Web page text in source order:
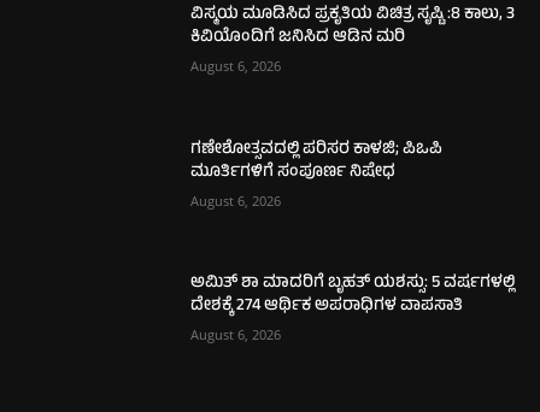
ವಿಸ್ಮಯ ಮೂಡಿಸಿದ ಪ್ರಕೃತಿಯ ವಿಚಿತ್ರ ಸೃಷ್ಟಿ :8 ಕಾಲು, 3
ಕಿವಿಯೊಂದಿಗೆ ಜನಿಸಿದ ಆಡಿನ ಮರಿ
August 6, 2026
ಗಣೇಶೋತ್ಸವದಲ್ಲಿ ಪರಿಸರ ಕಾಳಜಿ; ಪಿಒಪಿ
ಮೂರ್ತಿಗಳಿಗೆ ಸಂಪೂರ್ಣ ನಿಷೇಧ
August 6, 2026
ಅಮಿತ್ ಶಾ ಮಾದರಿಗೆ ಬೃಹತ್ ಯಶಸ್ಸು: 5 ವರ್ಷಗಳಲ್ಲಿ
ದೇಶಕ್ಕೆ 274 ಆರ್ಥಿಕ ಅಪರಾಧಿಗಳ ವಾಪಸಾತಿ
August 6, 2026